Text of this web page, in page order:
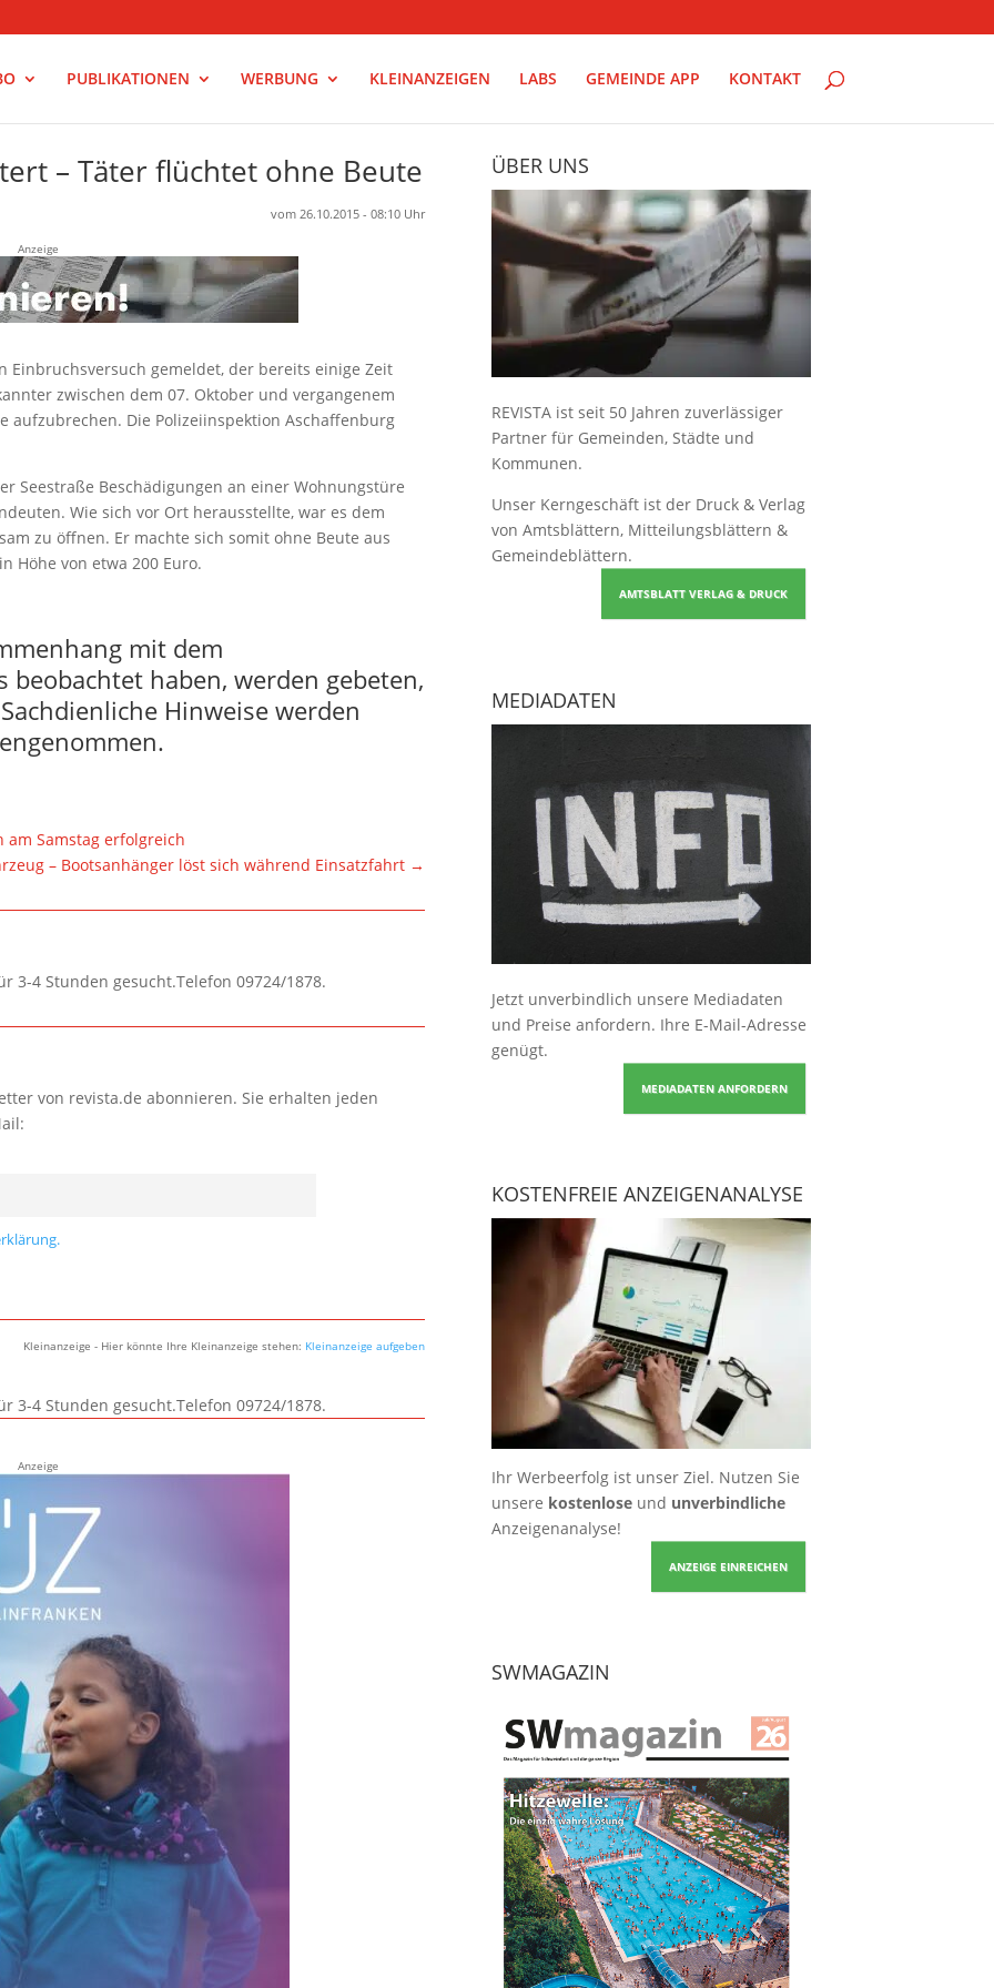
PUBLIKATIONEN WERBUNG KLEINANZEIGEN LABS GEMEINDE APP KONTAKT
– Täter flüchtet ohne Beute
vom 26.10.2015 - 08:10 Uhr
Anzeige
Einbruchsversuch gemeldet, der bereits einige Zeit
zwischen dem 07. Oktober und vergangenem
aufzubrechen. Die Polizeiinspektion Aschaffenburg
Seestraße Beschädigungen an einer Wohnungstüre
Wie sich vor Ort herausstellte, war es dem
zu öffnen. Er machte sich somit ohne Beute aus
Höhe von etwa 200 Euro.
mit dem
beobachtet haben, werden gebeten,
Hinweise werden
am Samstag erfolgreich
– Bootsanhänger löst sich während Einsatzfahrt →
3-4 Stunden gesucht.Telefon 09724/1878.
von revista.de abonnieren. Sie erhalten jeden
Kleinanzeige - Hier könnte Ihre Kleinanzeige stehen: Kleinanzeige aufgeben
3-4 Stunden gesucht.Telefon 09724/1878.
Anzeige
ÜBER UNS
REVISTA ist seit 50 Jahren zuverlässiger
Partner für Gemeinden, Städte und
Kommunen.
Unser Kerngeschäft ist der Druck & Verlag
von Amtsblättern, Mitteilungsblättern &
Gemeindeblättern.
AMTSBLATT VERLAG & DRUCK
MEDIADATEN
Jetzt unverbindlich unsere Mediadaten
und Preise anfordern. Ihre E-Mail-Adresse
genügt.
MEDIADATEN ANFORDERN
KOSTENFREIE ANZEIGENANALYSE
Ihr Werbeerfolg ist unser Ziel. Nutzen Sie
unsere kostenloseund unverbindliche
Anzeigenanalyse!
ANZEIGE EINREICHEN
SWMAGAZIN